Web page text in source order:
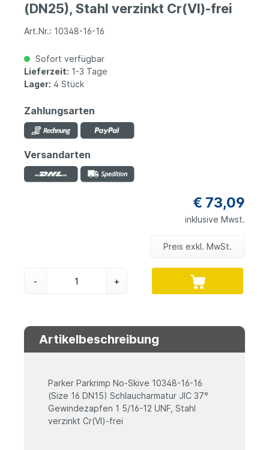
(DN25), Stahl verzinkt Cr(VI)-frei
Art.Nr.: 10348-16-16
Sofort verfügbar
Lieferzeit: 1-3 Tage
Lager: 4 Stück
Zahlungsarten
Versandarten
€ 73,09
inklusive Mwst.
Preis exkl. MwSt.
- +
Artikelbeschreibung
Parker Parkrimp No-Skive 10348-16-16
(Size 16 DN15) Schlaucharmatur JIC 37°
Gewindezapfen 1 5/16-12 UNF, Stahl
verzinkt Cr(VI)-frei